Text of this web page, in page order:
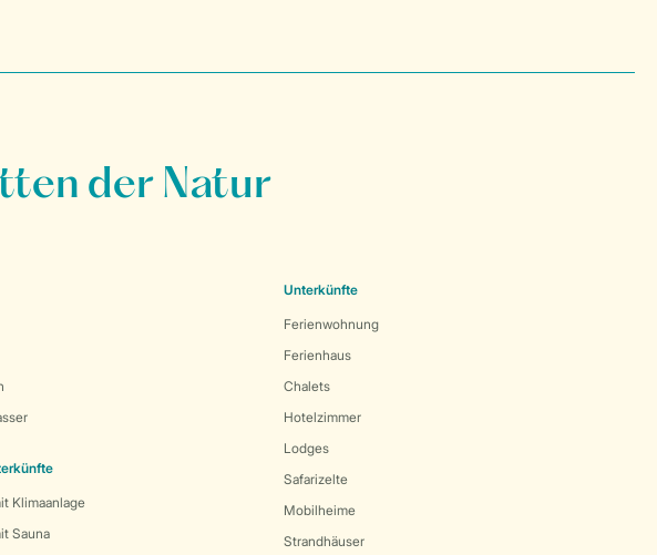
der Natur
Klimaanlage
Sauna
Unterkünfte
Ferienwohnung
Ferienhaus
Chalets
Hotelzimmer
Lodges
Safarizelte
Mobilheime
Strandhäuser